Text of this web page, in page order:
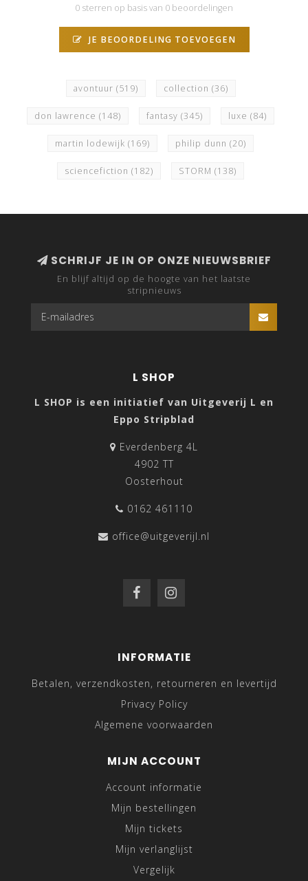
0 sterren op basis van 0 beoordelingen
JE BEOORDELING TOEVOEGEN
avontuur (519) collection (36)
don lawrence (148) fantasy (345) luxe (84)
martin lodewijk (169) philip dunn (20)
sciencefiction (182) STORM (138)
SCHRIJF JE IN OP ONZE NIEUWSBRIEF
En blijf altijd op de hoogte van het laatste
stripnieuws
L SHOP
L SHOP is een initiatief van Uitgeverij L en
Eppo Stripblad
Everdenberg 4L
4902 TT
Oosterhout
0162 461110
office@uitgeverijl.nl
INFORMATIE
Betalen, verzendkosten, retourneren en levertijd
Privacy Policy
Algemene voorwaarden
MIJN ACCOUNT
Account informatie
Mijn bestellingen
Mijn tickets
Mijn verlanglijst
Vergelijk